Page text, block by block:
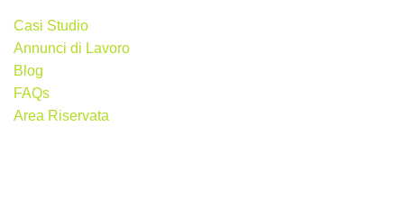
Casi Studio
Annunci di Lavoro
Blog
FAQs
Area Riservata